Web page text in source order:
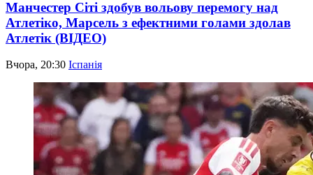
Манчестер Сіті здобув вольову перемогу над
Атлетіко, Марсель з ефектними голами здолав
Атлетік (ВІДЕО)
Вчора, 20:30 Іспанія